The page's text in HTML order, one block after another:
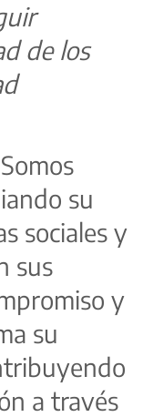
de los
su
sociales y
sus
y
su
a través